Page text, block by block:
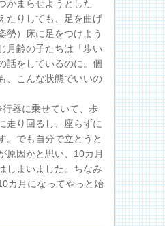
かまらせようとした
たりしても、足を曲げ
勢）床に足をつけよう
月齢の子たちは「歩い
話をしているのに。個
、こんな状態でいいの
器に乗せていて、歩
走り回るし、座らずに
。でも自分で立とうと
原因かと思い、10カ月
しまいました。ちなみ
カ月になってやっと始